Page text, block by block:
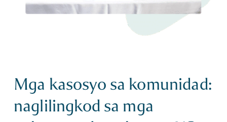
Mga kasosyo sa komunidad:
naglilingkod sa mga